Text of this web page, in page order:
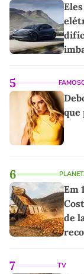
5
que
6
Em
de
7 TV